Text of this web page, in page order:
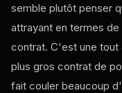
semble plutôt penser
attrayant en termes
contrat. C'est une tout
plus gros contrat de
fait couler beaucoup